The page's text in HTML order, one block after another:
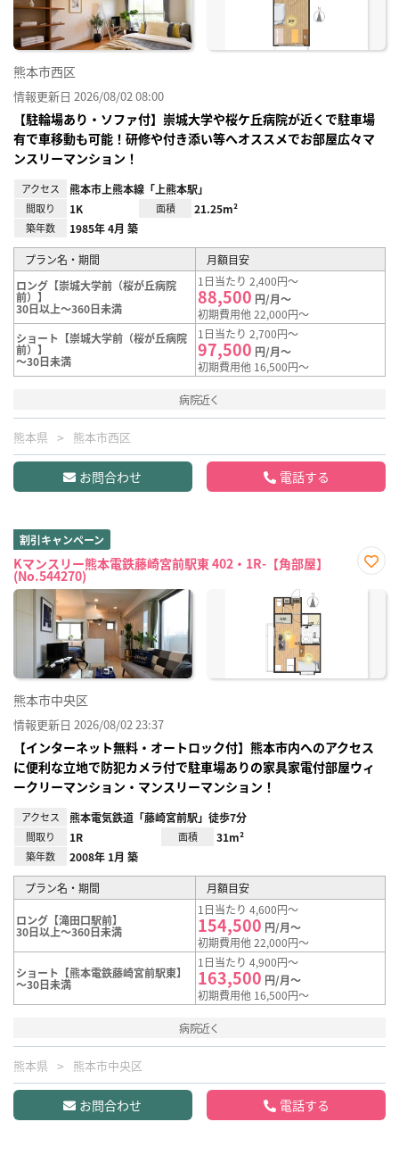
熊本市西区
情報更新日 2026/08/02 08:00
【駐輪場あり・ソファ付】崇城大学や桜ケ丘病院が近くで駐車場
有で車移動も可能！研修や付き添い等へオススメでお部屋広々マ
ンスリーマンション！
アクセス 熊本市上熊本線「上熊本駅」
間取り 1K 面積 21.25m²
築年数 1985年 4月 築
プラン名・期間
月額目安
ロング【崇城大学前（桜が丘病院
前）】
30日以上～360日未満
1日当たり 2,400円～
88,500 円/月～
初期費用他 22,000円～
ショート【崇城大学前（桜が丘病院
前）】
～30日未満
1日当たり 2,700円～
97,500 円/月～
初期費用他 16,500円～
病院近く
熊本県 熊本市西区
お問合わせ 電話する
割引キャンペーン
Kマンスリー熊本電鉄藤崎宮前駅東 402・1R-【角部屋】
(No.544270)
に入
熊本市中央区
情報更新日 2026/08/02 23:37
【インターネット無料・オートロック付】熊本市内へのアクセス
に便利な立地で防犯カメラ付で駐車場ありの家具家電付部屋ウィ
ークリーマンション・マンスリーマンション！
アクセス 熊本電気鉄道「藤崎宮前駅」徒歩7分
間取り 1R 面積 31m²
築年数 2008年 1月 築
プラン名・期間 月額目安
ロング【滝田口駅前】
30日以上～360日未満
1日当たり 4,600円～
154,500 円/月～
初期費用他 22,000円～
ショート【熊本電鉄藤崎宮前駅東】
～30日未満
1日当たり 4,900円～
163,500 円/月～
初期費用他 16,500円～
病院近く
熊本県 熊本市中央区
お問合わせ 電話する